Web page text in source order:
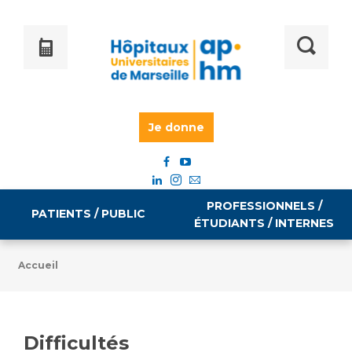
Je donne
PATIENTS / PUBLIC
PROFESSIONNELS /
ÉTUDIANTS / INTERNES
Emploi / formation
Accueil
Difficultés